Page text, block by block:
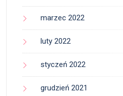
marzec 2022
luty 2022
styczeń 2022
grudzień 2021